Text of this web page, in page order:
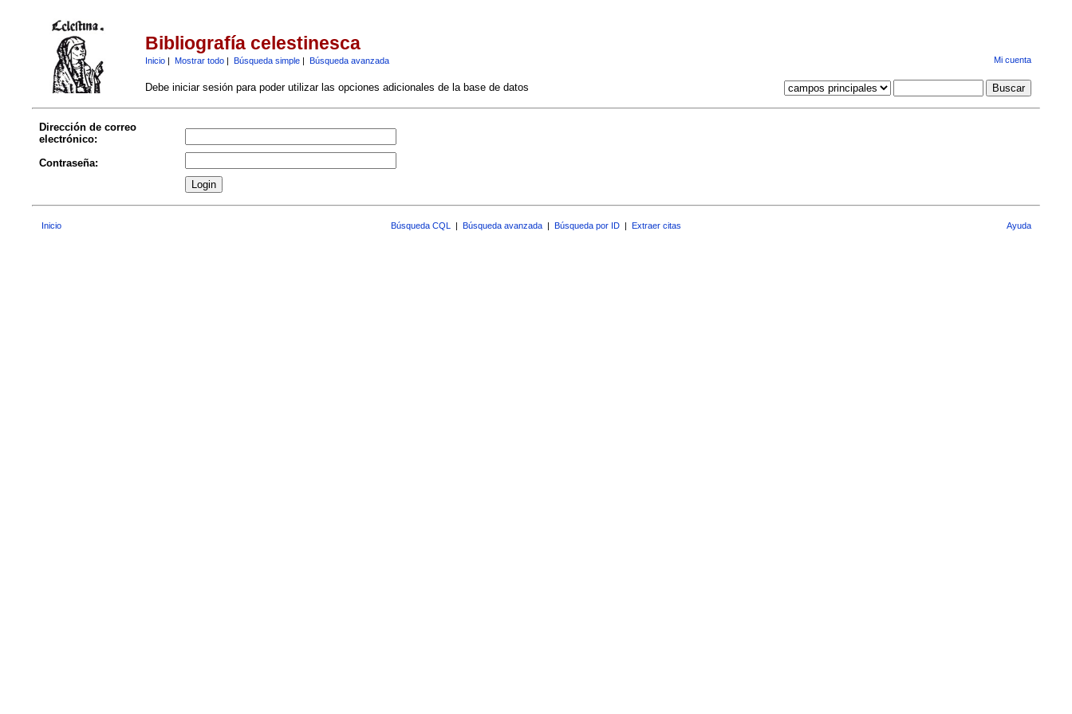
Bibliografía celestinesca
Inicio| Mostrar todo| Búsqueda simple| Búsqueda avanzada Mi cuenta
Debe iniciar sesión para poder utilizar las opciones adicionales de la base de datos
Dirección de correo
electrónico:
Contraseña:
Inicio Búsqueda CQL | Búsqueda avanzada | Búsqueda por ID | Extraer citas Ayuda